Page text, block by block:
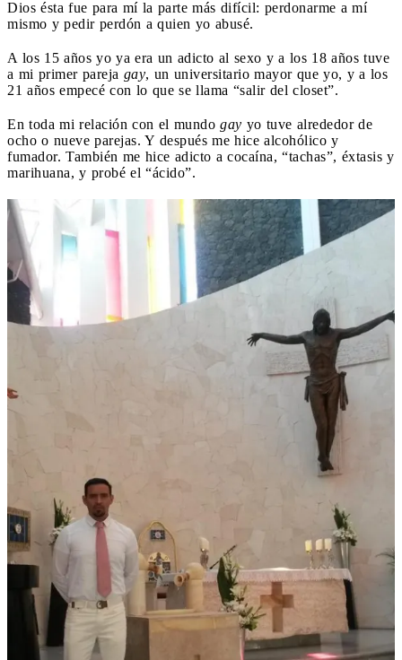
Dios ésta fue para mí la parte más difícil: perdonarme a mí
mismo y pedir perdón a quien yo abusé.
A los 15 años yo ya era un adicto al sexo y a los 18 años tuve
a mi primer pareja gay, un universitario mayor que yo, y a los
21 años empecé con lo que se llama “salir del closet”.
En toda mi relación con el mundo gay yo tuve alrededor de
ocho o nueve parejas. Y después me hice alcohólico y
fumador. También me hice adicto a cocaína, “tachas”, éxtasis y
marihuana, y probé el “ácido”.